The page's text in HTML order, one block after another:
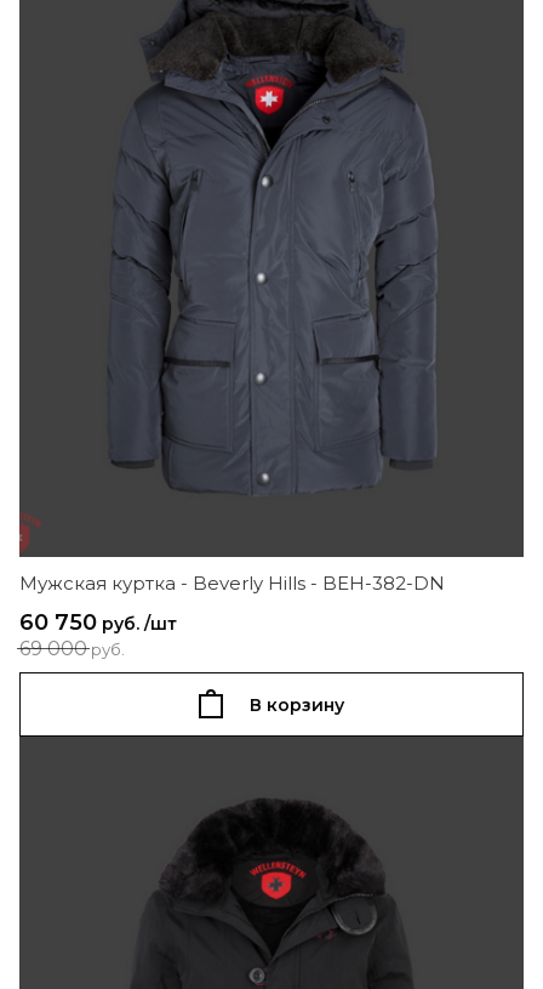
Мужская куртка - Beverly Hills - BEH-382-DN
69 000руб.
60 750 руб. /шт
В корзину